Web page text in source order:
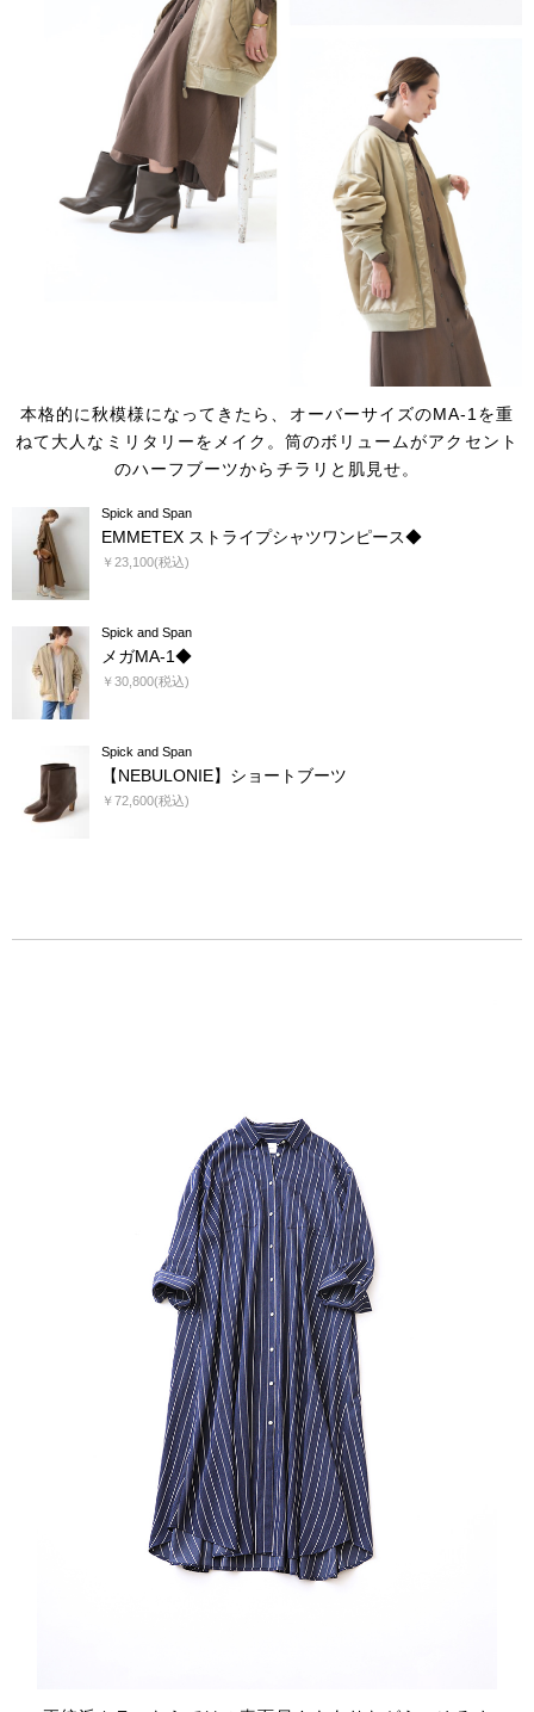
本格的に秋模様になってきたら、オーバーサイズのMA-1を重
ねて大人なミリタリーをメイク。筒のボリュームがアクセント
のハーフブーツからチラリと肌見せ。
Spick and Span
EMMETEX ストライプシャツワンピース◆
￥23,100(税込)
Spick and Span
メガMA-1◆
￥30,800(税込)
Spick and Span
【NEBULONIE】ショートブーツ
￥72,600(税込)